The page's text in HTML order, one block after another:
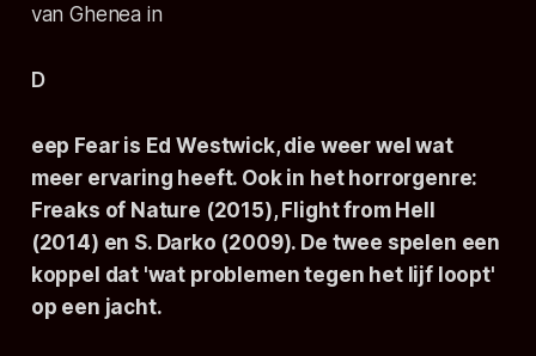
van Ghenea in
D
eep Fearis Ed Westwick, die weer wel wat
meer ervaring heeft. Ook in het horrorgenre:
Freaks of Nature (2015),Flight from Hell
(2014) en S. Darko (2009). De twee spelen een
koppel dat 'wat problemen tegen het lijf loopt'
op een jacht.